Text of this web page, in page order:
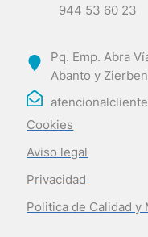
944 53 60 23
Pq. Emp. Abra
Abanto y
Cookies
Aviso legal
Privacidad
Politica de Calidad y